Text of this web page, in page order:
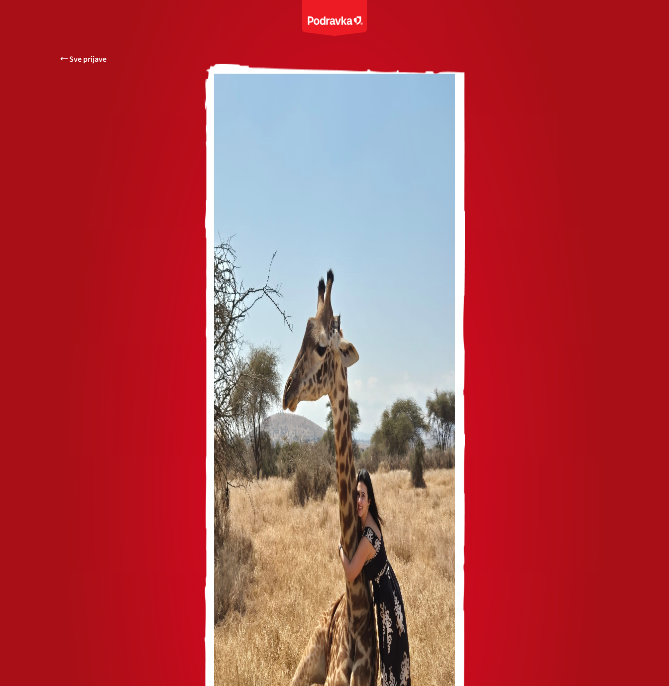
Sve prijave